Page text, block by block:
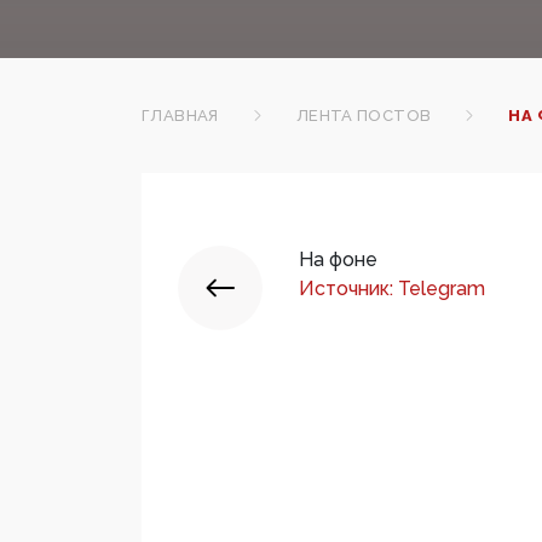
ГЛАВНАЯ ЛЕНТА ПОСТОВ НА
На фоне
Источник: Telegram